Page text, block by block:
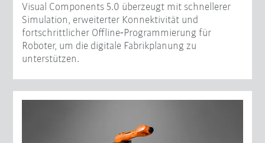
Visual Components 5.0 überzeugt mit schnellerer
Simulation, erweiterter Konnektivität und
fortschrittlicher Offline‑Programmierung für
Roboter, um die digitale Fabrikplanung zu
unterstützen.